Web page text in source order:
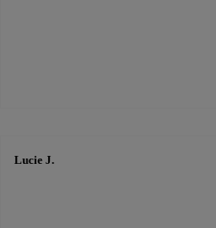
Lucie J.